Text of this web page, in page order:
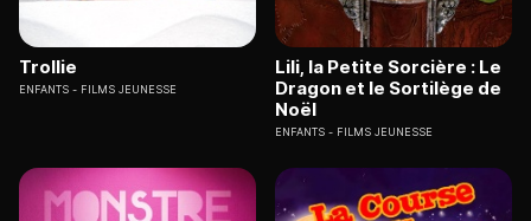
Trollie
ENFANTS FILMS JEUNESSE
Lili, la Petite Sorcière : Le
Dragon et le Sortilège de
Noël
ENFANTS FILMS JEUNESSE